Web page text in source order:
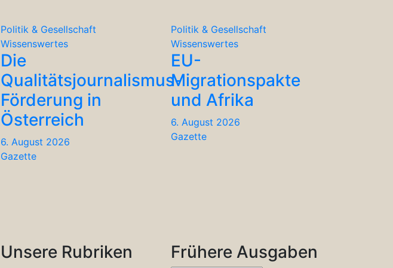
Politik & Gesellschaft
Wissenswertes
Die
Qualitätsjournalismus-
Förderung in
Österreich
6. August 2026
Gazette
Politik & Gesellschaft
Wissenswertes
EU-
Migrationspakte
und Afrika
6. August 2026
Gazette
Unsere Rubriken Frühere Ausgaben